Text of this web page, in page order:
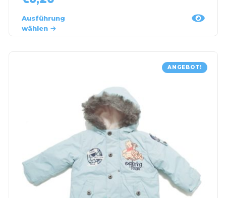
Ausführung
wählen
ANGEBOT!